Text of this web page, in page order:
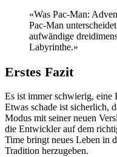
«Was Pac-Man:
Pac-Man
aufwändige
Labyrinthe.»
Erstes Fazit
Es ist immer schwierig, eine
Etwas schade ist sicherlich,
Modus mit seiner neuen
die Entwickler auf dem
Time bringt neues Leben in
Tradition herzugeben.